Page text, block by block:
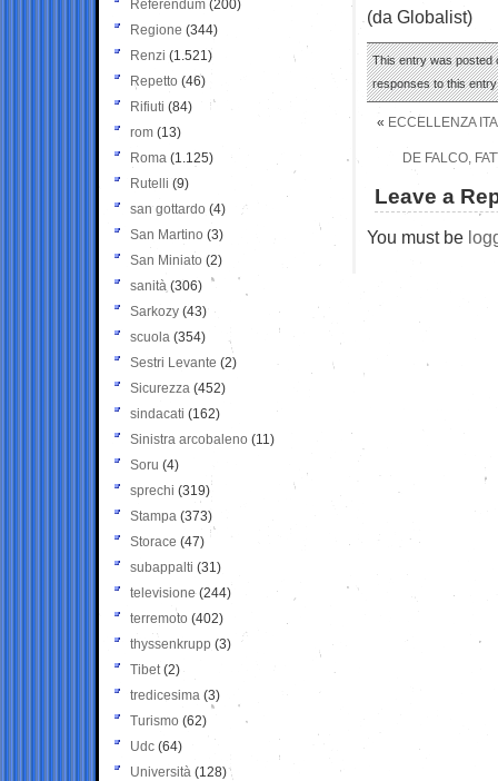
(da Globalist)
This entry was posted
responses to this
« ECCELLENZA
DE FALCO,
Leave a
You must be
Referendum (200)
Regione (344)
Renzi (1.521)
Repetto (46)
Rifiuti (84)
rom (13)
Roma (1.125)
Rutelli (9)
san gottardo (4)
San Martino (3)
San Miniato (2)
sanità (306)
Sarkozy (43)
scuola (354)
Sestri Levante (2)
Sicurezza (452)
sindacati (162)
Sinistra arcobaleno (11)
Soru (4)
sprechi (319)
Stampa (373)
Storace (47)
subappalti (31)
televisione(244)
terremoto (402)
thyssenkrupp (3)
Tibet(2)
tredicesima (3)
Turismo (62)
Udc (64)
Università (128)